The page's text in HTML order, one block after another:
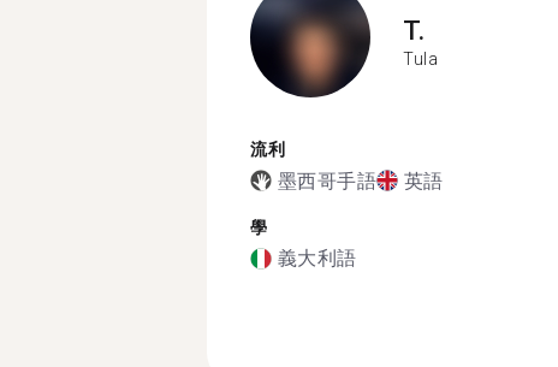
T.
Tula
流利
墨西哥手語 英語
學
義大利語